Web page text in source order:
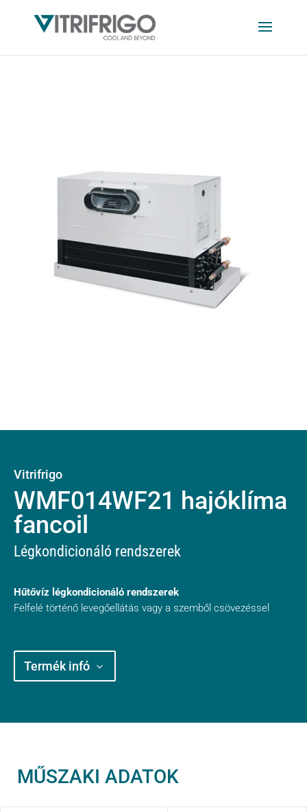
Vitrifrigo
WMF014WF21 hajóklíma
fancoil
Légkondicionáló rendszerek
Hűtővíz légkondicionáló rendszerek
Felfelé történő levegőellátás vagy a szemből csövezéssel
Termék infó
MŰSZAKI ADATOK